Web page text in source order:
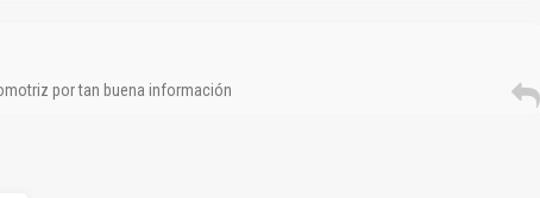
por tan buena información